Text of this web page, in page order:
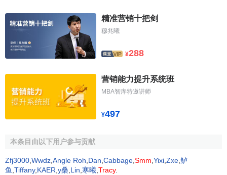
通过以上市场营销信息系统的四个子系统所研究的内容
及这些子系统之间的关系的分析，可以看出企业的市场营销
信息系统具有以下重要职能:
处理——对所汇集的资料进行整理、分类、编辑与总
结；
分析——进行各种指标的计算、比较、综合；
储存与检索——编制资料索引并加以储存，以便需要
评价——鉴明输入的各种信息的准确性；
关人员，以便及时调整企业的经营决策。
精准营销十把剑
穆兆曦
¥288
营销能力提升系统班
MBA智库特邀讲师
¥497
本条目由以下用户参与贡献
Zfj3000 Wwdz Angle Roh Dan Cabbage Smm Yixi Zxe 鲈
鱼 Tiffany, KAER y桑 Lin 寒曦 Tracy.